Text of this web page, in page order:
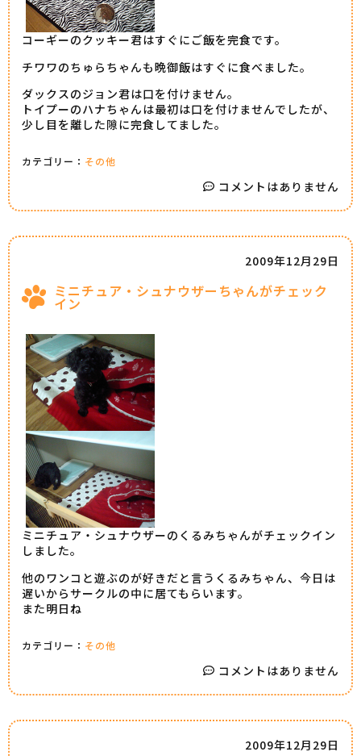
コーギーのクッキー君はすぐにご飯を完食です。
チワワのちゅらちゃんも晩御飯はすぐに食べました。
ダックスのジョン君は口を付けません。
トイプーのハナちゃんは最初は口を付けませんでしたが、
少し目を離した隙に完食してました。
カテゴリー： その他
コメントはありません
ミニチュア・シュナウザーちゃんがチェック
イン
2009年12月29日
ミニチュア・シュナウザーのくるみちゃんがチェックイン
しました。
他のワンコと遊ぶのが好きだと言うくるみちゃん、今日は
遅いからサークルの中に居てもらいます。
また明日ね
カテゴリー： その他
コメントはありません
2009年12月29日